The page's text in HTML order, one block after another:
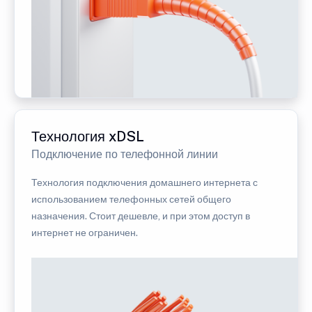
Технология xDSL
Подключение по телефонной линии
Технология подключения домашнего интернета с
использованием телефонных сетей общего
назначения. Стоит дешевле, и при этом доступ в
интернет не ограничен.